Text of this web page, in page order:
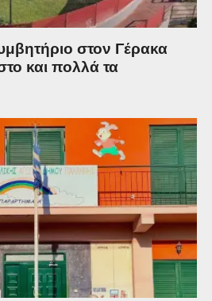
στον Γέρακα
και πολλά τα